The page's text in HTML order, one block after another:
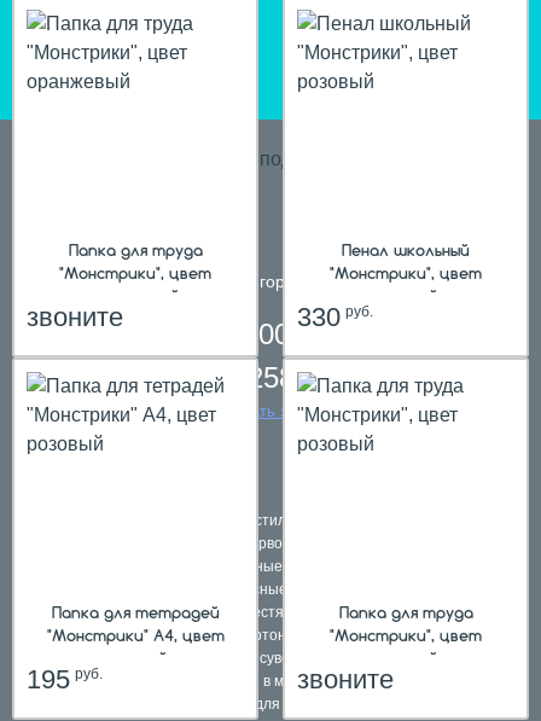
Папка для труда
"Монстрики", цвет
оранжевый
звоните
hit
Пенал школьный
"Монстрики", цвет
розовый
330руб.
Папка для тетрадей
"Монстрики" А4, цвет
розовый
195руб.
Папка для труда
"Монстрики", цвет
розовый
звоните
телефон в городе Пермь
8 800 200 61 59,
8 342 258 39 59
заказать звонок
Подарки в текстильной упаковке
Наборы первоклассников
Школьные ранцы
Комплексные подарки
Подарки в жестяной упаковке
Подарки в картонной упаковке
Подарочные сувениры и игры
Подарки в мешочках
Подарки для взрослых